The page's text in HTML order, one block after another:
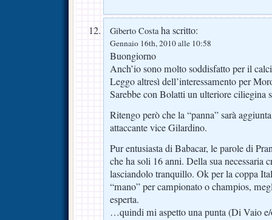
Giberto Costaha scritto:
Gennaio 16th, 2010 alle 10:58
Buongiorno
Anch’io sono molto soddisfatto per il
Leggo altresì dell’interessamento per
Sarebbe con Bolatti un ulteriore ciliegina
Ritengo però che la “panna” sarà
attaccante vice Gilardino.
Pur entusiasta di Babacar, le parole di
che ha soli 16 anni. Della sua necessaria
lasciandolo tranquillo. Ok per la coppa
“mano” per campionato o champios,
esperta.
…quindi mi aspetto una punta (Di Vaio